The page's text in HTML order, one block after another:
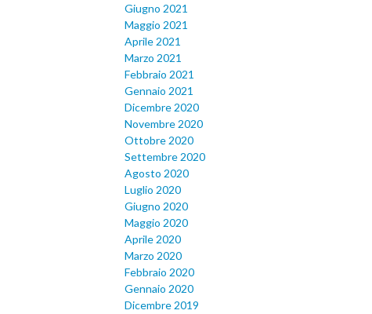
Giugno 2021
Maggio 2021
Aprile 2021
Marzo 2021
Febbraio 2021
Gennaio 2021
Dicembre 2020
Novembre 2020
Ottobre 2020
Settembre 2020
Agosto 2020
Luglio 2020
Giugno 2020
Maggio 2020
Aprile 2020
Marzo 2020
Febbraio 2020
Gennaio 2020
Dicembre 2019